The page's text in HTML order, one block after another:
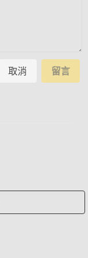
取消 留言